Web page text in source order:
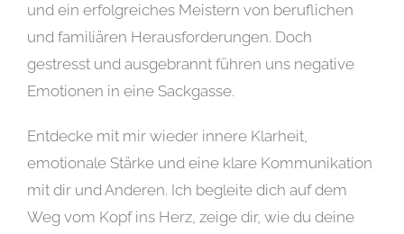
und ein erfolgreiches Meistern von beruflichen
und familiären Herausforderungen. Doch
gestresst und ausgebrannt führen uns negative
Emotionen in eine Sackgasse.
Entdecke mit mir wieder innere Klarheit,
emotionale Stärke und eine klare Kommunikation
mit dir und Anderen. Ich begleite dich auf dem
Weg vom Kopf ins Herz, zeige dir, wie du deine